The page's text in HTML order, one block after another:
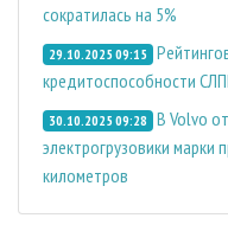
сократилась на 5%
29.10.2025 09:15
кредитоспособности
30.10.2025 09:28 В Volvo
электрогрузовики
километров